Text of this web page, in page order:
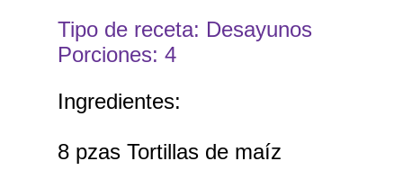
Tipo de receta: Desayunos
Porciones: 4
Ingredientes:
8 pzas Tortillas de maíz